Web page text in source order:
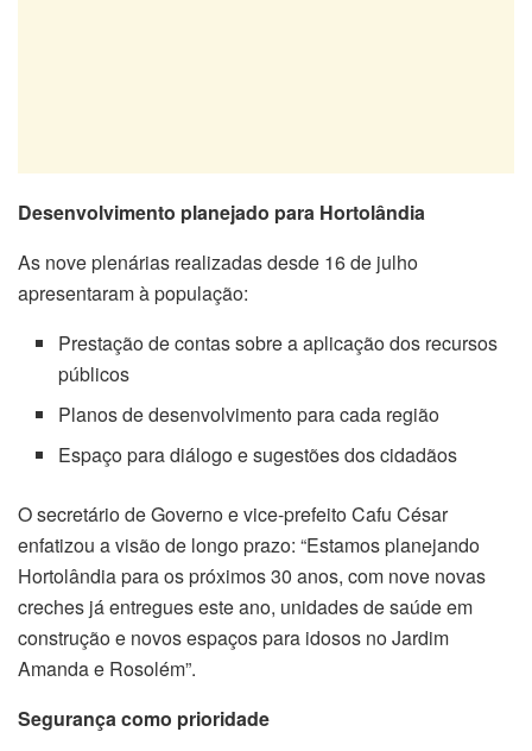
Desenvolvimento planejado para Hortolândia
As nove plenárias realizadas desde 16 de julho
apresentaram à população:
Prestação de contas sobre a aplicação dos recursos
públicos
Planos de desenvolvimento para cada região
Espaço para diálogo e sugestões dos cidadãos
O secretário de Governo e vice-prefeito Cafu César
enfatizou a visão de longo prazo: “Estamos planejando
Hortolândia para os próximos 30 anos, com nove novas
creches já entregues este ano, unidades de saúde em
construção e novos espaços para idosos no Jardim
Amanda e Rosolém”.
Segurança como prioridade